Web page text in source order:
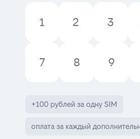
1 2 3
7 8 9
+100 рублей за одну SIM
оплата за каждый